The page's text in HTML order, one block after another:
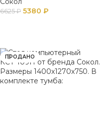
6625₽ 5380 ₽
ПРОДАНО